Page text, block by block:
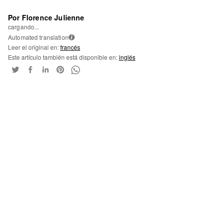
Por Florence Julienne
cargando...
Automated translation i
Leer el original en:francés
Este artículo también está disponible en:inglés